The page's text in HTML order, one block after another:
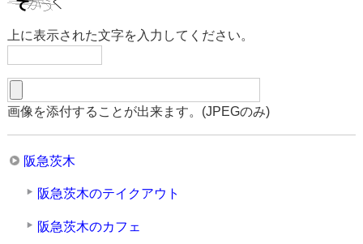
上に表示された文字を入力してください。
画像を添付することが出来ます。(JPEGのみ)
阪急茨木
阪急茨木のテイクアウト
阪急茨木のカフェ